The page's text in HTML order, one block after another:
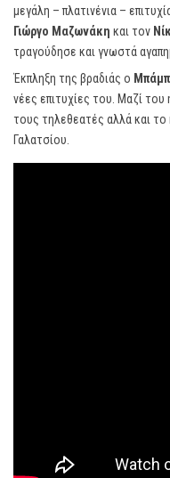
μεγάλη – πλατινένια –
Γιώργο Μαζωνάκη και τον
τραγούδησε και γνωστά
Έκπληξη της βραδιάς ο
νέες επιτυχίες του. Μαζί του
τους τηλεθεατές αλλά και
Γαλατσίου.